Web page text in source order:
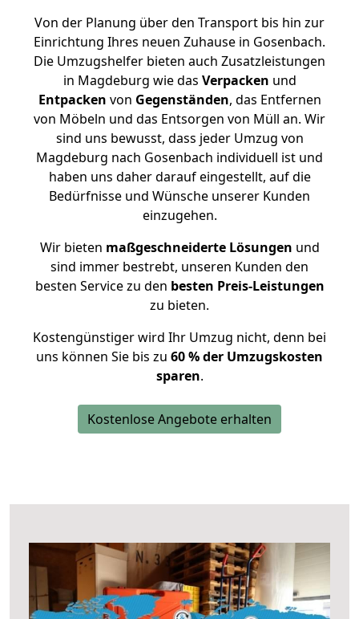
Von der Planung über den Transport bis hin zur
Einrichtung Ihres neuen Zuhause in Gosenbach.
Die Umzugshelfer bieten auch Zusatzleistungen
in Magdeburg wie das Verpacken und
Entpacken von Gegenständen, das Entfernen
von Möbeln und das Entsorgen von Müll an. Wir
sind uns bewusst, dass jeder Umzug von
Magdeburg nach Gosenbach individuell ist und
haben uns daher darauf eingestellt, auf die
Bedürfnisse und Wünsche unserer Kunden
einzugehen.
Wir bieten maßgeschneiderte Lösungen und
sind immer bestrebt, unseren Kunden den
besten Service zu den besten Preis-Leistungen
zu bieten.
Kostengünstiger wird Ihr Umzug nicht, denn bei
uns können Sie bis zu 60 % der Umzugskosten
sparen.
Kostenlose Angebote erhalten